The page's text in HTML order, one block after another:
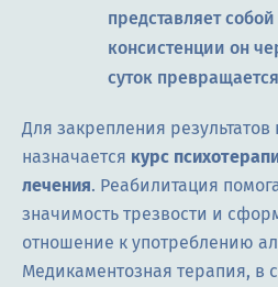
представляет
консистенции он
суток
Для закрепления
назначается курс
лечения. Реабилитация
значимость трезвости и
отношение к употреблению
Медикаментозная терапия, в